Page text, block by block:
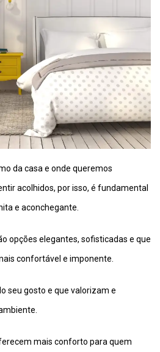
da casa e onde queremos
acolhidos, por isso, é fundamental
e aconchegante.
opções elegantes, sofisticadas e que
confortável e imponente.
seu gosto e que valorizam e
mais conforto para quem